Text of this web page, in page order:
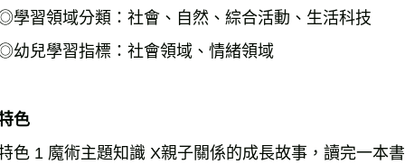
領域分類：社會、自然、綜合活動、生活科技
學習指標：社會領域、情緒領域
色
1 魔術主題知識 X親子關係的成長故事，讀完一本